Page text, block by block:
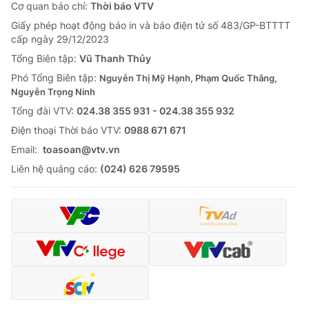
Sản phẩm
Thị trường
Tư vấn
Lịch phát sóng
Chuyên mục khác
Emagazine Podcast
Photo
VTV Money
VTV Sức khoẻ
Cơ quan báo chí: Thời báo VTV
Giấy phép hoạt động báo in và báo điện tử số 483/GP-BTTTT
cấp ngày 29/12/2023
Tổng Biên tập: Vũ Thanh Thủy
Phó Tổng Biên tập: Nguyễn Thị Mỹ Hạnh, Phạm Quốc Thắng,
Nguyễn Trọng Ninh
Tổng đài VTV: 024.38 355 931 - 024.38 355 932
Ðiện thoại Thời báo VTV: 0988 671 671
Email: toasoan@vtv.vn
Liên hệ quảng cáo: (024) 626 79595